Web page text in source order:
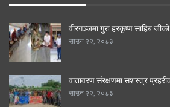
वीरगञ्जमा गुरु हरकृष्ण साहिब
साउन २२, २०८३
वातावरण संरक्षणमा सशस्त्र
साउन २२, २०८३